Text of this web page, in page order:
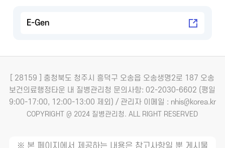
E-Gen
[ 28159 ] 충청북도 청주시 흥덕구 오송읍 오송생명2로 187 오송
보건의료행정타운 내 질병관리청 문의사항: 02-2030-6602 (평일
9:00-17:00, 12:00-13:00 제외) / 관리자 이메일 : nhis@korea.kr
COPYRIGHT @ 2024 질병관리청. ALL RIGHT RESERVED
※ 본 페이지에서 제공하는 내용은 참고사항일 뿐 게시물